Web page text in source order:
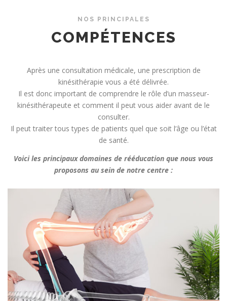
NOS PRINCIPALES
COMPÉTENCES
Après une consultation médicale, une prescription de
kinésithérapie vous a été délivrée.
Il est donc important de comprendre le rôle d’un masseur-
kinésithérapeute et comment il peut vous aider avant de le
consulter.
Il peut traiter tous types de patients quel que soit l’âge ou l’état
de santé.
Voici les principaux domaines de rééducation que nous vous
proposons au sein de notre centre :